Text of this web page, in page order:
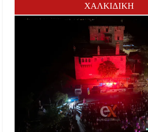
ΧΑΛΚΙΔΙΚΗ